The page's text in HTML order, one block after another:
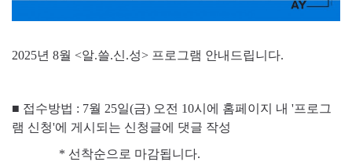
2025년 8월 <알.쓸.신.성> 프로그램 안내드립니다.
■ 접수방법 : 7월 25일(금) 오전 10시에 홈페이지 내 '프로그
램 신청'에 게시되는 신청글에 댓글 작성
* 선착순으로 마감됩니다.